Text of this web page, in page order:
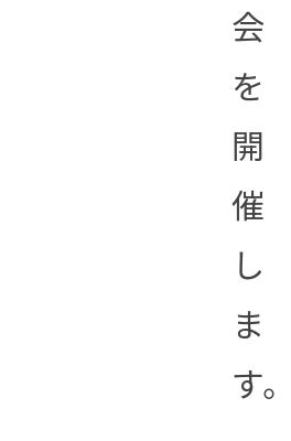
会
を
開
催
し
ま
す。